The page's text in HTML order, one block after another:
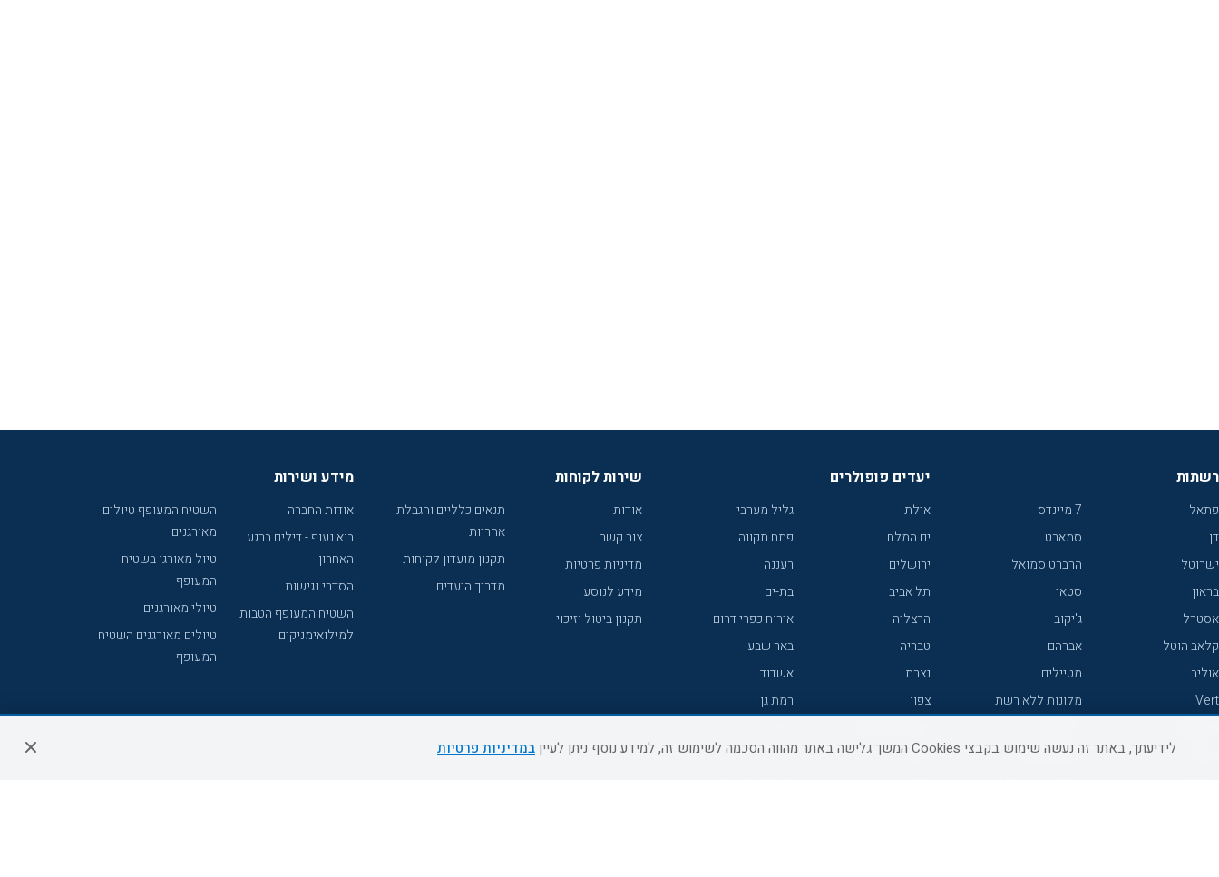
רשתות
פתאל
דן
ישרוטל
בראון
אסטרל
קלאב הוטל
אוליב
Vert
7 מיינדס
סמארט
הרברט סמואל
סטאי
ג'יקוב
אברהם
מטיילים
מלונות ללא רשת
קראון פלאזה
יעדים פופולרים
אילת
ים המלח
ירושלים
תל אביב
הרצליה
טבריה
נצרת
צפון
נתניה
גליל מערבי
פתח תקווה
רעננה
בת-ים
אירוח כפרי דרום
באר שבע
אשדוד
רמת גן
עכו
שירות לקוחות
אודות
צור קשר
מדיניות פרטיות
מידע לנוסע
תקנון ביטול וזיכוי
תנאים כלליים והגבלת
אחריות
תקנון מועדון לקוחות
מדריך היעדים
מידע ושירות
אודות החברה
בוא נעוף - דילים ברגע
האחרון
הסדרי נגישות
השטיח המעופף הטבות
למילואימניקים
השטיח המעופף טיולים
מאורגנים
טיול מאורגן בשטיח
המעופף
טיולי מאורגנים
טיולים מאורגנים השטיח
המעופף
לידיעתך, באתר זה נעשה שימוש בקבצי Cookies המשך גלישה באתר מהווה הסכמה לשימוש זה, למידע נוסף ניתן לעיין במדיניות פרטיות